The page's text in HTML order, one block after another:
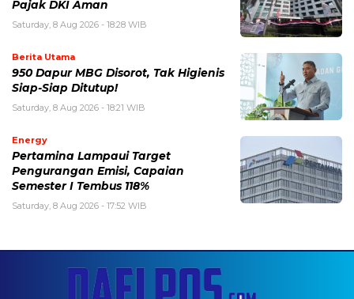
Pajak DKI Aman
Saturday, 8 Aug 2026 - 18:28 WIB
Berita Utama
950 Dapur MBG Disorot, Tak Higienis
Siap-Siap Ditutup!
Saturday, 8 Aug 2026 - 18:21 WIB
Energy
Pertamina Lampaui Target
Pengurangan Emisi, Capaian
Semester I Tembus 118%
Saturday, 8 Aug 2026 - 17:52 WIB